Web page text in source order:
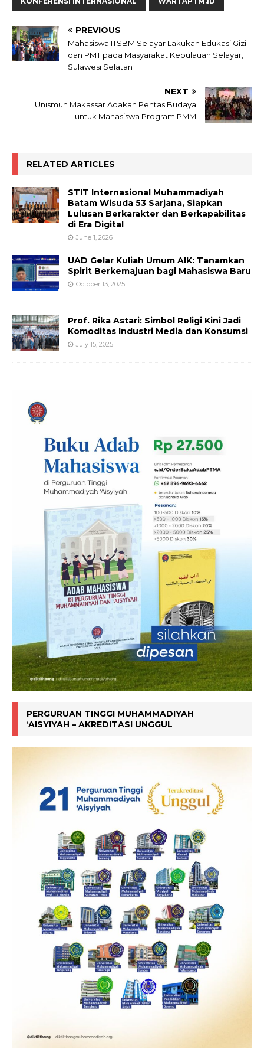
PREVIOUS
Mahasiswa ITSBM Selayar Lakukan Edukasi Gizi
dan PMT pada Masyarakat Kepulauan Selayar,
Sulawesi Selatan
NEXT
Unismuh Makassar Adakan Pentas Budaya
untuk Mahasiswa Program PMM
RELATED ARTICLES
STIT Internasional Muhammadiyah
Batam Wisuda 53 Sarjana, Siapkan
Lulusan Berkarakter dan Berkapabilitas
di Era Digital
June 1, 2026
UAD Gelar Kuliah Umum AIK: Tanamkan
Spirit Berkemajuan bagi Mahasiswa Baru
October 13, 2025
Prof. Rika Astari: Simbol Religi Kini Jadi
Komoditas Industri Media dan Konsumsi
July 15, 2025
PERGURUAN TINGGI MUHAMMADIYAH
‘AISYIYAH – AKREDITASI UNGGUL